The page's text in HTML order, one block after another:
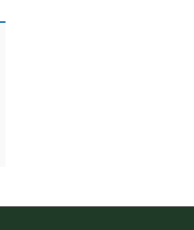
OF Q